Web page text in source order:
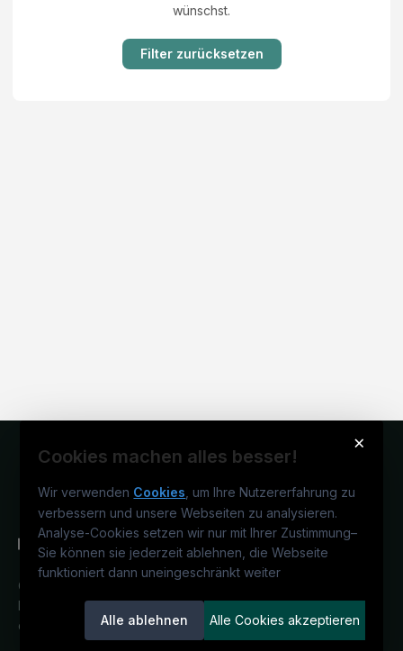
wünschst.
Filter zurücksetzen
×
Cookies machen alles besser!
Wir verwenden Cookies , um Ihre Nutzererfahrung zu
verbessern und unsere Webseiten zu analysieren.
Analyse-Cookies setzen wir nur mit Ihrer Zustimmung–
Sie können sie jederzeit ablehnen, die Webseite
funktioniert dann uneingeschränkt weiter
Alle ablehnen Alle Cookies akzeptieren
Österreichs medizinisches
Karriereportal.Ein Service der
candidatis GmbH.